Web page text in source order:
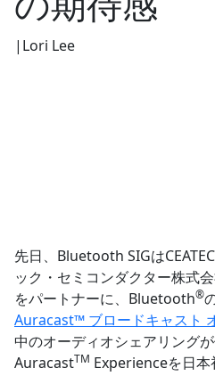
| Lori Lee
先日、Bluetooth SIGは
ック・セミコンダクター株式
をパートナーに、Bluetooth®︎
Auracast™ ブロードキャスト
中のオーディオシェアリング
AuracastTM Experienceを日本